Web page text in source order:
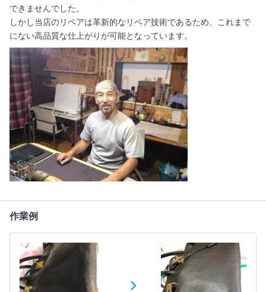
できませんでした。
しかし当店のリペアは革新的なリペア技術であるため、これまで
にない高品質な仕上がりが可能となっています。
作業例